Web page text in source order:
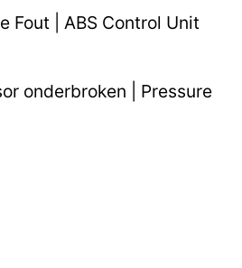
Fout | ABS Control Unit
onderbroken | Pressure